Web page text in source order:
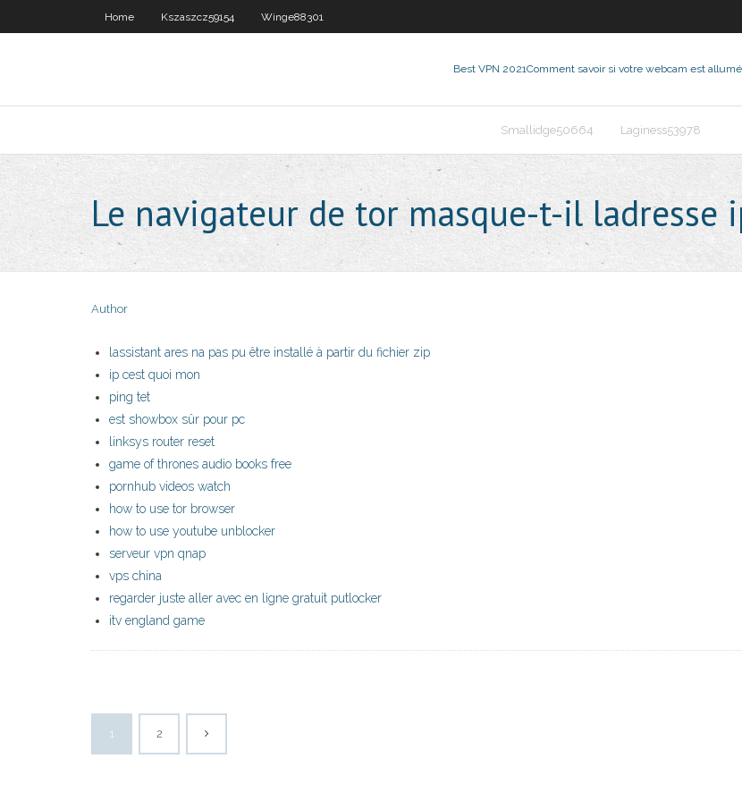
Home Kszaszcz59154 Winge88301
Best VPN 2021Comment savoir si votre webcam est
Smallidge50664 Laginess53978
Le navigateur de tor masque-t-il ladresse
Author
lassistant ares na pas pu être installé à partir du fichier zip
ip cest quoi mon
ping tet
est showbox sûr pour pc
linksys router reset
game of thrones audio books free
pornhub videos watch
how to use tor browser
how to use youtube unblocker
serveur vpn qnap
vps china
regarder juste aller avec en ligne gratuit putlocker
itv england game
1 2